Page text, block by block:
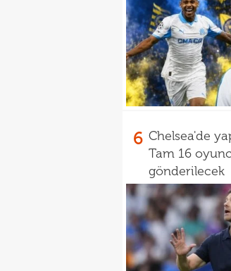
6 Chelsea'de
Tam 16
gönderilecek